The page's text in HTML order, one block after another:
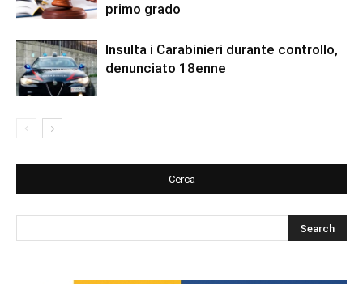
primo grado
Insulta i Carabinieri durante controllo,
denunciato 18enne
Cerca